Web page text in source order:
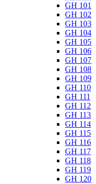
GH 101
GH 102
GH 103
GH 104
GH 105
GH 106
GH 107
GH 108
GH 109
GH 110
GH 111
GH 112
GH 113
GH 114
GH 115
GH 116
GH 117
GH 118
GH 119
GH 120